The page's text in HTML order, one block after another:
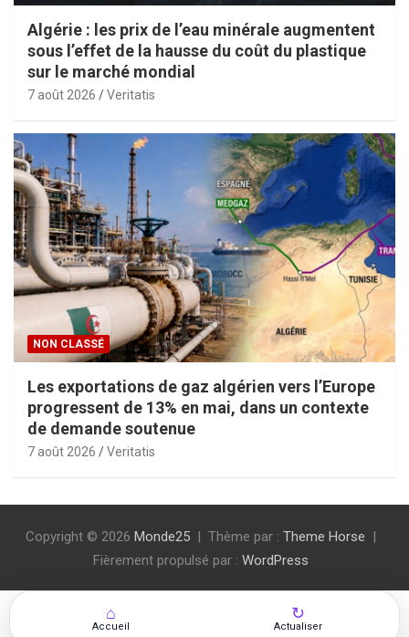
Algérie : les prix de l’eau minérale augmentent
sous l’effet de la hausse du coût du plastique
sur le marché mondial
7 août 2026 Veritatis
NON CLASSÉ
Les exportations de gaz algérien vers l’Europe
progressent de 13% en mai, dans un contexte
de demande soutenue
7 août 2026 Veritatis
Copyright © 2026 Monde25 Thème par : Theme Horse
Fièrement propulsé par : WordPress
⌂
Accueil
↻
Actualiser